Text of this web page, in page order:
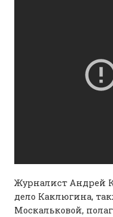
Журналист Андрей
дело Каклюгина,
Москальковой,